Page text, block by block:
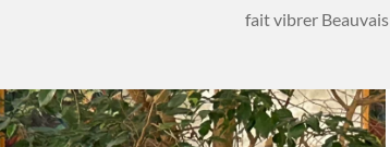
fait vibrer